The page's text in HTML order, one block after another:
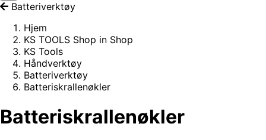
Batteriverktøy
Hjem
KS TOOLS Shop in Shop
KS Tools
Håndverktøy
Batteriverktøy
Batteriskrallenøkler
Batteriskrallenøkler